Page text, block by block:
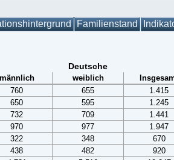
Familienstand
Deutsche
männlich weiblich
760 655
1.415
650 595
1.245
732 709
1.441
970 977
1.947
322 348
670
438 482
920